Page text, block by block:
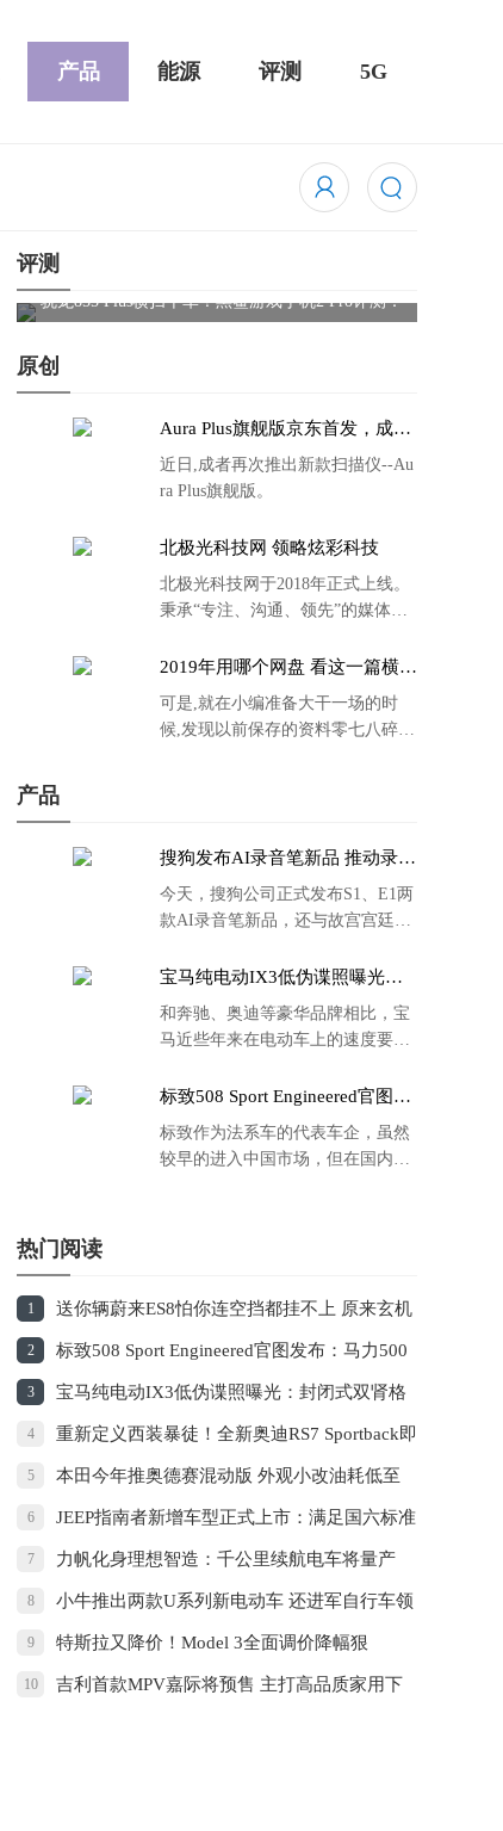
产品 能源 评测 5G
评测
骁龙855 Plus横扫千军！黑鲨游戏手机2 Pro评测：
原创
Aura Plus旗舰版京东首发，成者
近日,成者再次推出新款扫描仪--Au
ra Plus旗舰版。
北极光科技网 领略炫彩科技
北极光科技网于2018年正式上线。
秉承“专注、沟通、领先”的媒体理
2019年用哪个网盘 看这一篇横评
可是,就在小编准备大干一场的时
候,发现以前保存的资料零七八碎,
产品
搜狗发布AI录音笔新品 推动录音
今天，搜狗公司正式发布S1、E1两
款AI录音笔新品，还与故宫宫廷文
的故宫宫廷联名款。
宝马纯电动IX3低伪谍照曝光：
和奔驰、奥迪等豪华品牌相比，宝
马近些年来在电动车上的速度要慢
标致508 Sport Engineered官图发
标致作为法系车的代表车企，虽然
较早的进入中国市场，但在国内的
热门阅读
1 送你辆蔚来ES8怕你连空挡都挂不上 原来玄机
藏在这
2 标致508 Sport Engineered官图发布：马力500
匹 百公里4.3秒！
3 宝马纯电动IX3低伪谍照曝光：封闭式双肾格
栅 续航超400KM
4 重新定义西装暴徒！全新奥迪RS7 Sportback即
将亮相：尾灯史上最帅
5 本田今年推奥德赛混动版 外观小改油耗低至
5.7L
6 JEEP指南者新增车型正式上市：满足国六标准
7 力帆化身理想智造：千公里续航电车将量产
8 小牛推出两款U系列新电动车 还进军自行车领
域了
9 特斯拉又降价！Model 3全面调价降幅狠
10 吉利首款MPV嘉际将预售 主打高品质家用下